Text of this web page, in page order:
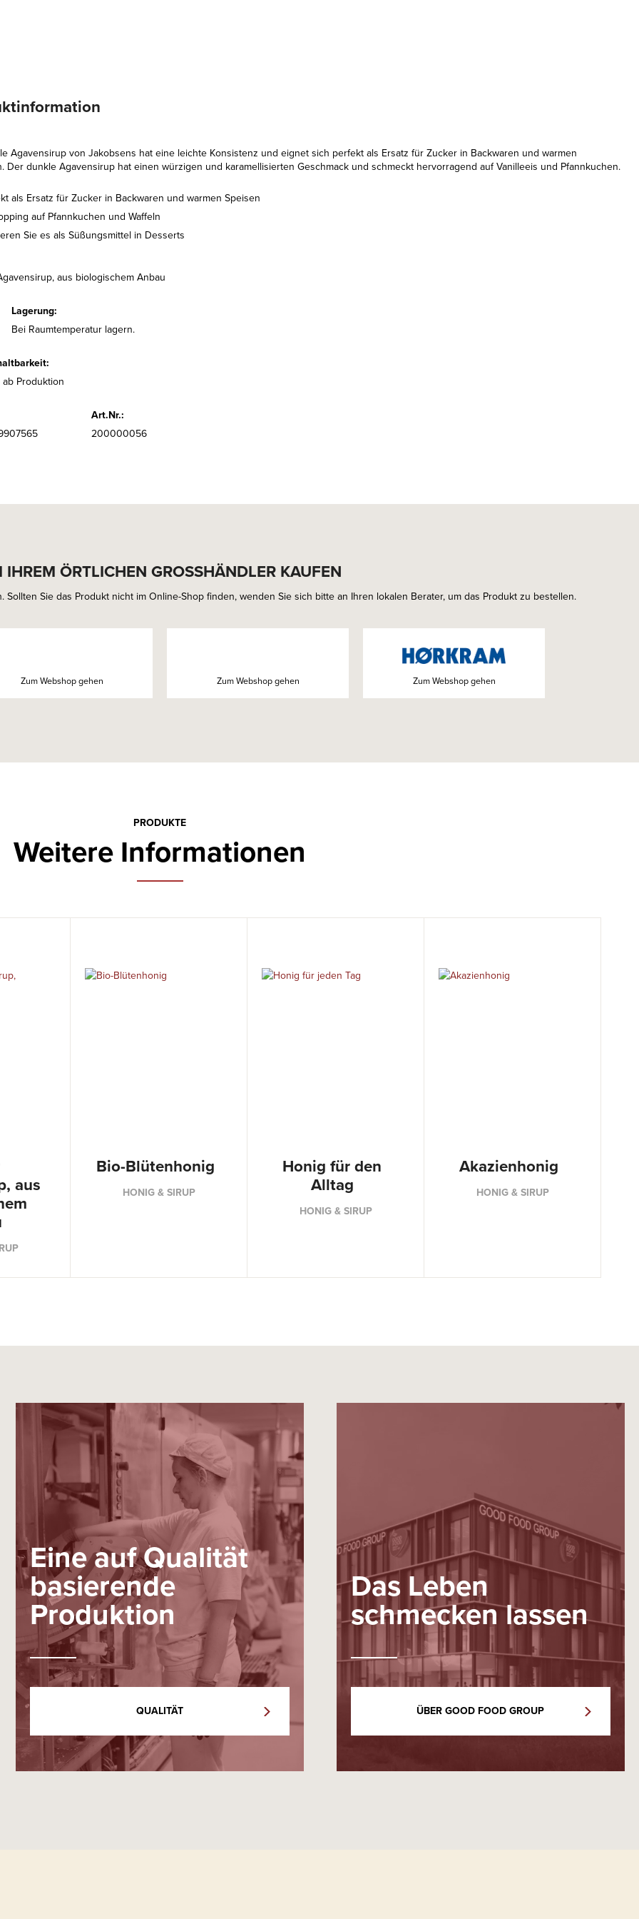
Agavensirup von Jakobsens hat eine leichte Konsistenz und eignet sich perfekt als Ersatz für Zucker in Backwaren und warmen
Der dunkle Agavensirup hat einen würzigen und karamellisierten Geschmack und schmeckt hervorragend auf Vanilleeis und Pfannkuchen.
als Ersatz für Zucker in Backwaren und warmen Speisen
auf Pfannkuchen und Waffeln
Sie es als Süßungsmittel in Desserts
aus biologischem Anbau
Lagerung:
Bei Raumtemperatur lagern.
ab Produktion
Art.Nr.:
200000056
IHREM ÖRTLICHEN GROSSHÄNDLER KAUFEN
Sie das Produkt nicht im Online-Shop finden, wenden Sie sich bitte an Ihren lokalen Berater, um das Produkt zu bestellen.
Zum Webshop gehen Zum Webshop gehen Zum Webshop gehen
PRODUKTE
Weitere Informationen
aus
Bio-Blütenhonig
HONIG & SIRUP
Honig für den
Alltag
HONIG & SIRUP
Akazienhonig
HONIG & SIRUP
Eine auf Qualität
basierende
Produktion
QUALITÄT
Das Leben
schmecken lassen
ÜBER GOOD FOOD GROUP